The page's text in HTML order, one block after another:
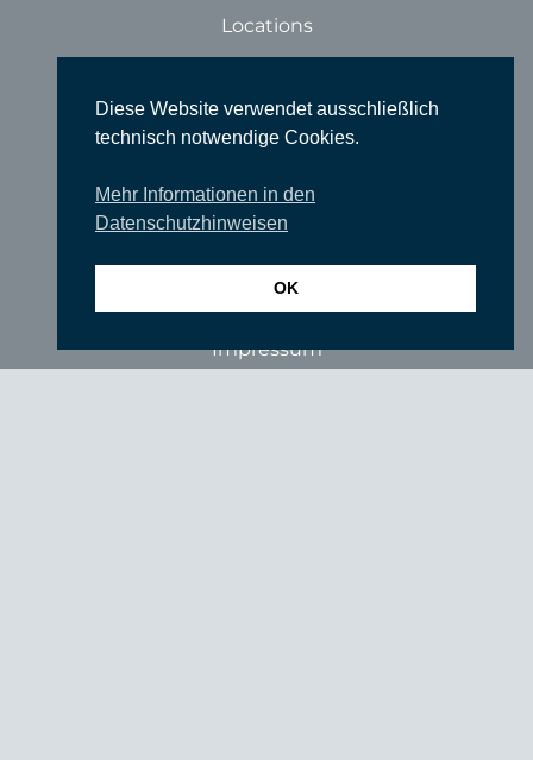
Locations
Newsletter
TIEFGANG
Vereine
Partner
Förderer
Fördern Sie uns!
Impressum
Diese Website verwendet ausschließlich
technisch notwendige Cookies.
Mehr Informationen in den
Datenschutzhinweisen
OK